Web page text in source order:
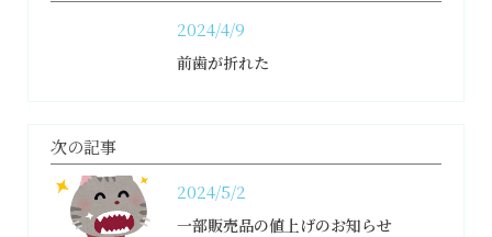
2024/4/9
前歯が折れた
次の記事
2024/5/2
一部販売品の値上げのお知らせ